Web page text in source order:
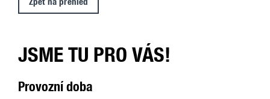
JSME TU PRO VÁS!
Provozní doba